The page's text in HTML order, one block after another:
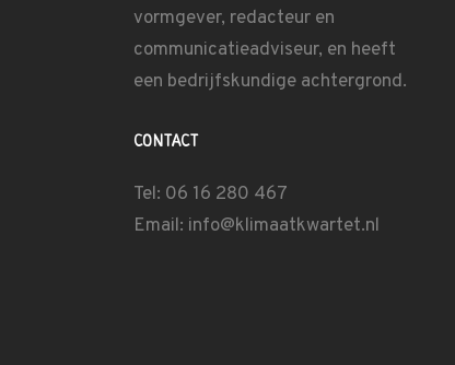
vormgever, redacteur en
communicatieadviseur, en heeft
een bedrijfskundige achtergrond.
CONTACT
Tel: 06 16 280 467
Email: info@klimaatkwartet.nl